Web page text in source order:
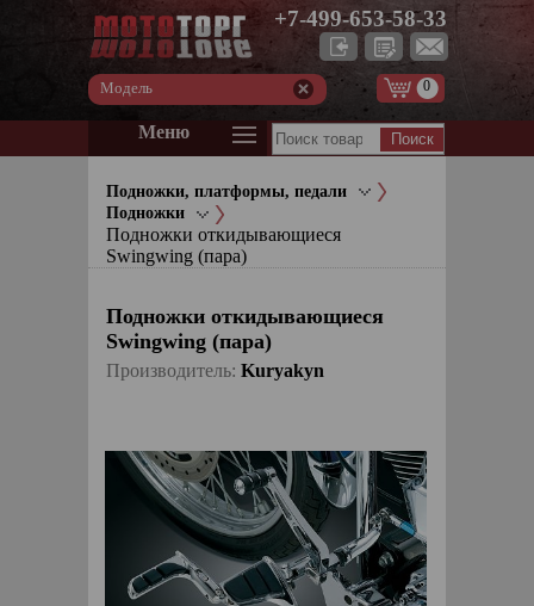
+7-499-653-58-33
Модель 0
Меню
Подножки, платформы, педали
Подножки
Подножки откидывающиеся
Swingwing (пара)
Подножки откидывающиеся
Swingwing (пара)
Производитель: Kuryakyn